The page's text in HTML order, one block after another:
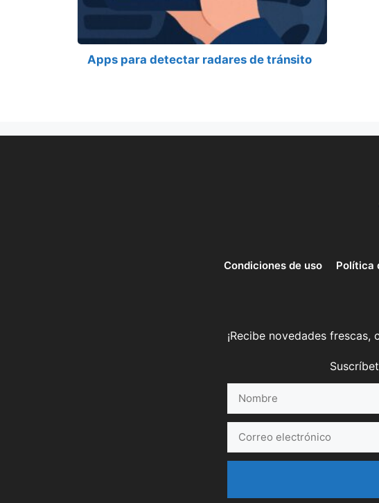
Apps para detectar radares de tránsito
Condiciones de uso Política
¡Recibe novedades
electrónico